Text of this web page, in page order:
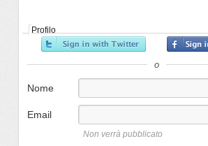
Profilo
o
Nome
Email
Non verrà pubblicato